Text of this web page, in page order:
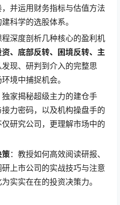
并运用财务指标与估值方法
科学的选股体系。
程深度剖析几种核心的盈利机
资、底部反转、困境反转、主
现、研判到介入的完整思
境中捕捉机会。
独家揭秘超级主力的建仓手
力密码，以及机构操盘手的
研究公司，更理解市场中的
策：教授如何高效阅读研报、
上市公司的实战技巧与注意
实实在在的投资决策力。